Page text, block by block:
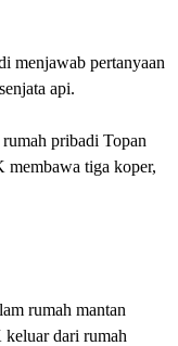
menjawab pertanyaan
api.
pribadi Topan
tiga koper,
rumah mantan
dari rumah